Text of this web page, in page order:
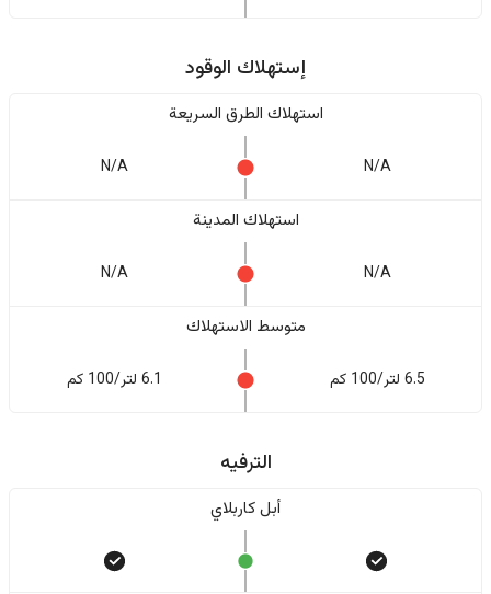
إستهلاك الوقود
استهلاك الطرق السريعة
N/A
N/A
استهلاك المدينة
N/A
N/A
متوسط الاستهلاك
6.5 لتر/100 كم 6.1 لتر/100 كم
الترفيه
أبل كاربلاي